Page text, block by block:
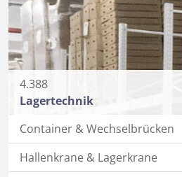
4.388
Lagertechnik
Container & Wechselbrücken
Hallenkrane & Lagerkrane